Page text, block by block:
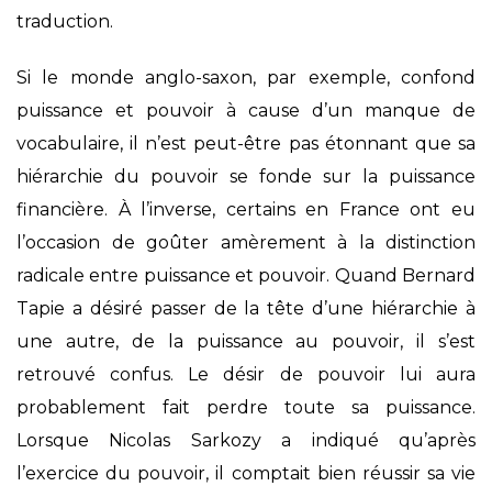
traduction.
Si le monde anglo-saxon, par exemple, confond
puissance et pouvoir à cause d’un manque de
vocabulaire, il n’est peut-être pas étonnant que sa
hiérarchie du pouvoir se fonde sur la puissance
financière. À l’inverse, certains en France ont eu
l’occasion de goûter amèrement à la distinction
radicale entre puissance et pouvoir. Quand Bernard
Tapie a désiré passer de la tête d’une hiérarchie à
une autre, de la puissance au pouvoir, il s’est
retrouvé confus. Le désir de pouvoir lui aura
probablement fait perdre toute sa puissance.
Lorsque Nicolas Sarkozy a indiqué qu’après
l’exercice du pouvoir, il comptait bien réussir sa vie